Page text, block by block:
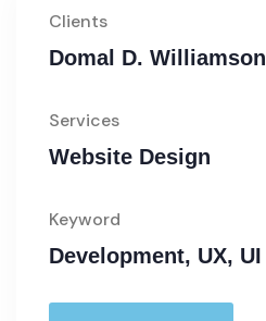
Clients
Domal D. Williamson
Services
Website Design
Keyword
Development, UX, UI